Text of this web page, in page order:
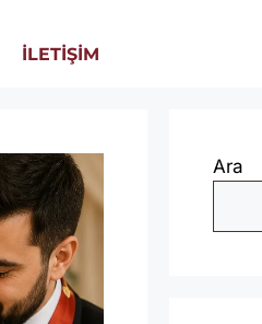
İLETİŞİM
Ara